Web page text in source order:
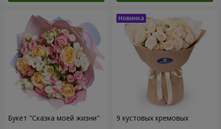
Букет "Сказка моей жизни" 9 кустовых кремовых